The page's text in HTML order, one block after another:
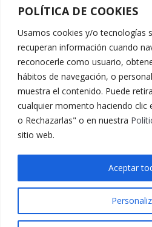
POLÍTICA DE COOKIES
Usamos cookies y/o tecnologías
recuperan información cuando
reconocerle como usuario,
hábitos de navegación, o
muestra el contenido. Puede
cualquier momento haciendo clic
o Rechazarlas" o en nuestra
sitio web.
Aceptar
DATOS DE
Embutidos y Jamones
Teléfono: +34 950 426
Fax: +34 950 426 776
E-mail:
Dirección:Serón